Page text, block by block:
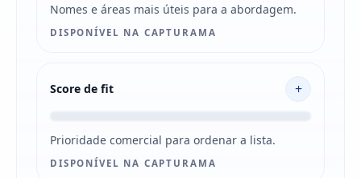
Nomes e áreas mais úteis para a abordagem.
DISPONÍVEL NA CAPTURAMA
Score de fit +
Prioridade comercial para ordenar a lista.
DISPONÍVEL NA CAPTURAMA